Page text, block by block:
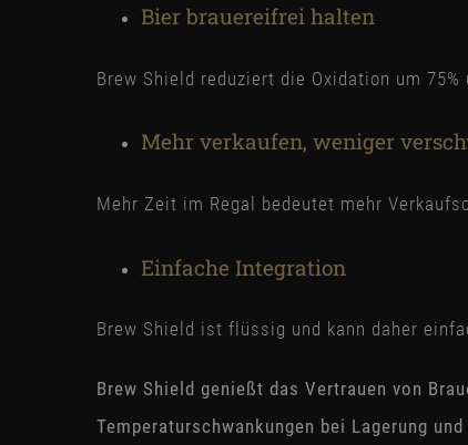
Bier brauereifrei halten
Brew Shield reduziert die Oxidation um
Mehr verkaufen, weniger
Mehr Zeit im Regal bedeutet mehr
Einfache Integration
Brew Shield ist flüssig und kann daher
Brew Shield genießt das Vertrauen von
Temperaturschwankungen bei Lagerung